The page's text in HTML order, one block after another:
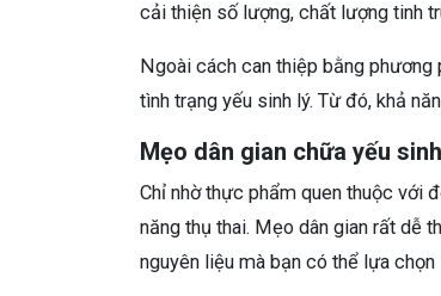
cải thiện số lượng, chất lượng tinh
Ngoài cách can thiệp bằng phương
tình trạng yếu sinh lý. Từ đó, khả
Mẹo dân gian chữa yếu
Chỉ nhờ thực phẩm quen thuộc với
năng thụ thai. Mẹo dân gian rất dễ
nguyên liệu mà bạn có thể lựa